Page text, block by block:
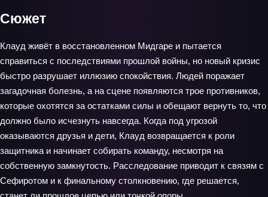
Сюжет
Клауд живёт в восстановленном Мидгаре и пытается
справиться с последствиями прошлой войны, но новый кризис
быстро разрушает иллюзию спокойствия. Людей поражает
загадочная болезнь, а на сцене появляются трое противников,
которые охотятся за остатками силы и обещают вернуть то, что
должно было исчезнуть навсегда. Когда под угрозой
оказываются друзья и дети, Клауд возвращается к роли
защитника и начинает собирать команду, несмотря на
собственную замкнутость. Расследование приводит к связям с
Сефиротом и к финальному столкновению, где решается,